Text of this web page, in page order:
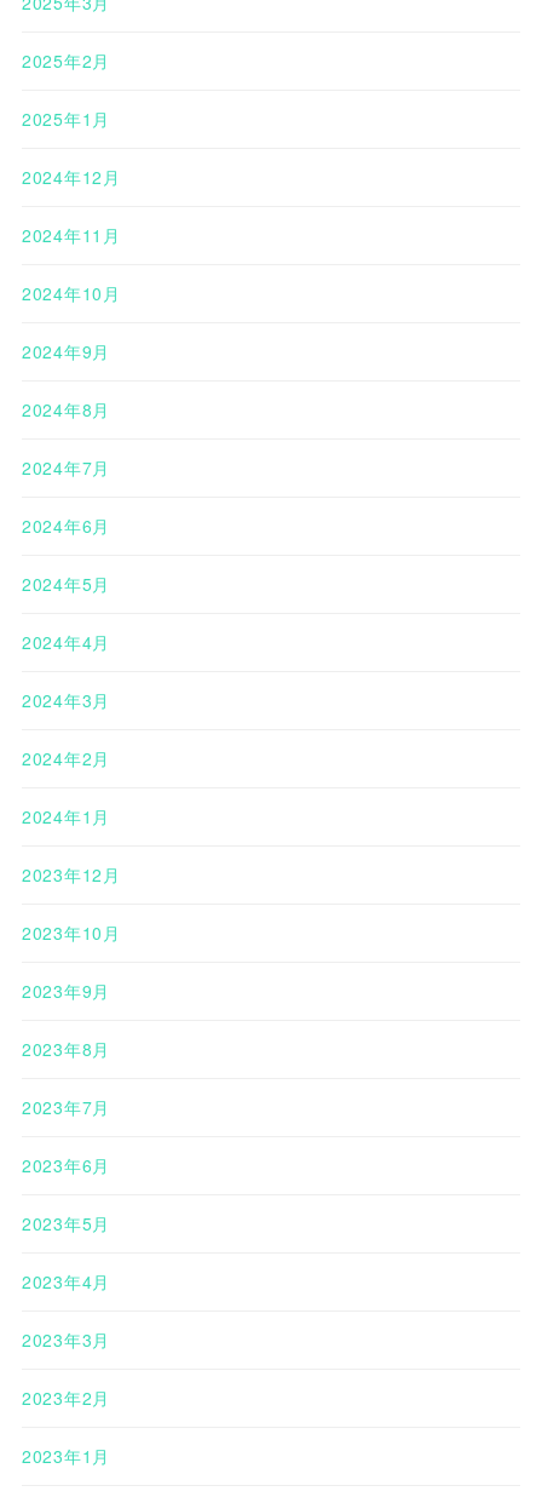
2025年2月
2025年1月
2024年12月
2024年11月
2024年10月
2024年9月
2024年8月
2024年7月
2024年6月
2024年5月
2024年4月
2024年3月
2024年2月
2024年1月
2023年12月
2023年10月
2023年9月
2023年8月
2023年7月
2023年6月
2023年5月
2023年4月
2023年3月
2023年2月
2023年1月